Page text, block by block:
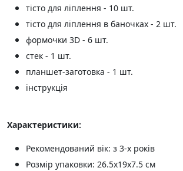
тісто для ліплення - 10 шт.
тісто для ліплення в баночках - 2 шт.
формочки 3D - 6 шт.
стек - 1 шт.
планшет-заготовка - 1 шт.
інструкція
Характеристики:
Рекомендований вік: з 3-х років
Розмір упаковки: 26.5х19х7.5 см